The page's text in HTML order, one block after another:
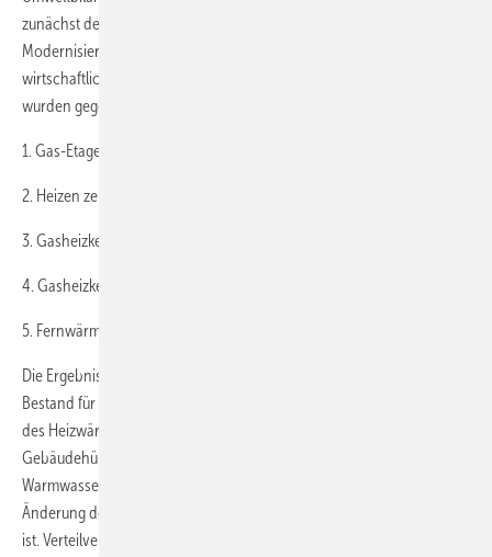
zunächst der Nutzwärmebedarf an Raumwärme durch geeignete
Modernisierungsmaßnahmen an der Gebäudehülle bestmöglich und
wirtschaftlich herabgesetzt wird. Fünf Modernisierungsvarianten
wurden gegenübergestellt:
1. Gas-Etagenheizung
2. Heizen zentral, Trinkwassererwärmung ­dezentral elektrisch
3. Gasheizkessel zentral
4. Gasheizkessel zentral plus BHKW
5. Fernwärmeanschluss
Die Ergebnisse der fünf Versorgungskonzepte im Vergleich zum
Bestand für den gesamten Gebäudepool zeigt
des ­Heizwärmenutzens durch die energetische ­Modernisierung der
Gebäudehülle ist in allen Varianten erkennbar. Der
Warmwassernutzen ist unverändert geblieben, da von einer
Änderung des Nutzerverhaltens in diesem Bereich nicht auszugehen
ist. Verteilverluste ändern sich in Abhängigkeit der Versorgungsart